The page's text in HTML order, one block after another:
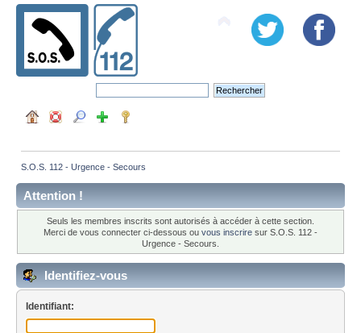
S.O.S. 112 - Urgence - Secours
Attention !
Seuls les membres inscrits sont autorisés à accéder à cette section.
Merci de vous connecter ci-dessous ou vous inscrire sur S.O.S. 112 -
Urgence - Secours.
Identifiez-vous
Identifiant: